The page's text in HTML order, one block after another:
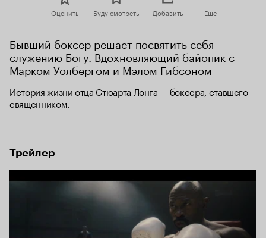
Оценить Буду смотреть Добавить Еще
Бывший боксер решает посвятить себя
служению Богу. Вдохновляющий байопик с
Марком Уолбергом и Мэлом Гибсоном
История жизни отца Стюарта Лонга — боксера, ставшего
священником.
Трейлер